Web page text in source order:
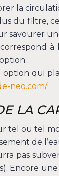
la
du filtre,
savourer
;
option qui
neo.com/
LA
tel ou tel
de
pas
Encore